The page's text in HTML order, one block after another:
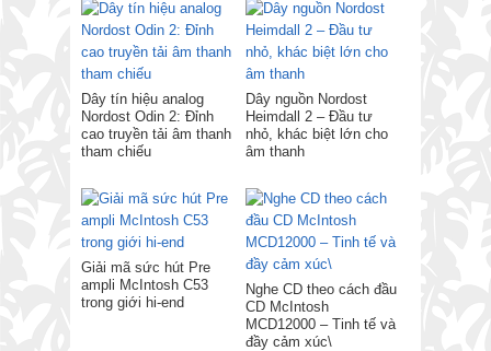
Dây tín hiệu analog
Nordost Odin 2: Đỉnh
cao truyền tải âm thanh
tham chiếu
Dây nguồn Nordost
Heimdall 2 – Đầu tư
nhỏ, khác biệt lớn cho
âm thanh
Giải mã sức hút Pre
ampli McIntosh C53
trong giới hi-end
Nghe CD theo cách đầu
CD McIntosh
MCD12000 – Tinh tế và
đầy cảm xúc\